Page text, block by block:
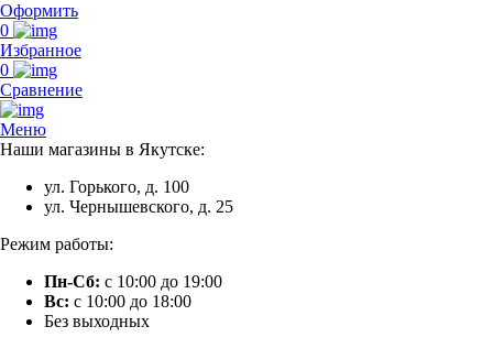
Оформить
0
Избранное
0
Сравнение
Меню
Наши магазины в Якутске:
ул. Горького, д. 100
ул. Чернышевского, д. 25
Режим работы:
Пн-Сб: с 10:00 до 19:00
Вс: с 10:00 до 18:00
Без выходных